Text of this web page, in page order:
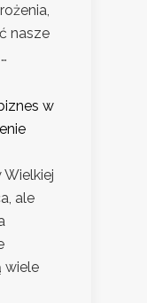
nasze
w
Wielkiej
ale
wiele